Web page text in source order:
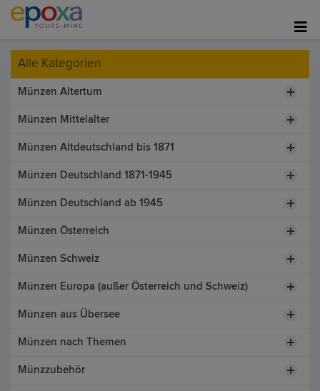
Alle Kategorien
Münzen Altertum
Münzen Mittelalter
Münzen Altdeutschland bis 1871
Münzen Deutschland 1871-1945
Münzen Deutschland ab 1945
Münzen Österreich
Münzen Schweiz
Münzen Europa (außer Österreich und Schweiz)
Münzen aus Übersee
Münzen nach Themen
Münzzubehör